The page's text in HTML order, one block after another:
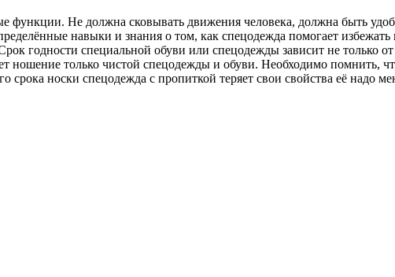
функции. Не должна сковывать движения человека, должна быть
навыки и знания о том, как спецодежда помогает
годности специальной обуви или спецодежды зависит не только
ношение только чистой спецодежды и обуви. Необходимо помнить,
носки спецодежда с пропиткой теряет свои свойства её надо